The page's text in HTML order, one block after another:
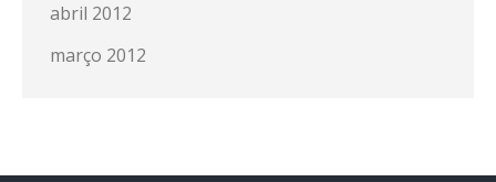
abril 2012
março 2012